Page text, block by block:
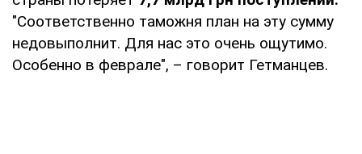
"Соответственно таможня план на эту сумму
недовыполнит. Для нас это очень ощутимо.
Особенно в феврале", – говорит Гетманцев.